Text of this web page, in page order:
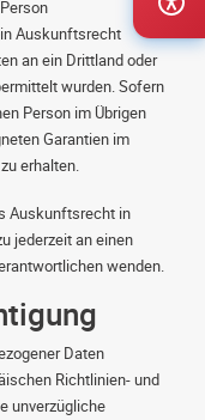
Auskunftsrecht
an ein Drittland oder
wurden. Sofern
Person im Übrigen
Garantien im
erhalten.
Auskunftsrecht in
jederzeit an einen
wenden.
Daten
Richtlinien- und
unverzügliche